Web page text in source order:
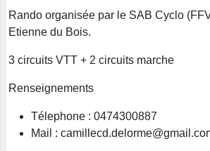
Rando organisée par le SAB Cyclo
Etienne du Bois.
3 circuits VTT + 2 circuits marche
Renseignements
Télephone : 0474300887
Mail :